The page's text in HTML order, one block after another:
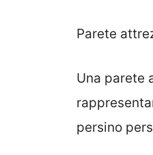
Parete
Una parete
persino